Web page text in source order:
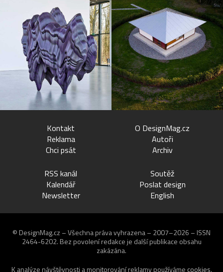
Kontakt
Reklama
Chci psát
O DesignMag.cz
Autoři
Archiv
RSS kanál
Kalendář
Newsletter
Soutěž
Poslat design
English
© DesignMag.cz – Všechna práva vyhrazena – 2007–2026 – ISSN
2464-6202. Bez povolení redakce je další publikace obsahu
zakázána.
K analýze návštěvnosti a monitorování reklamy používáme cookies.